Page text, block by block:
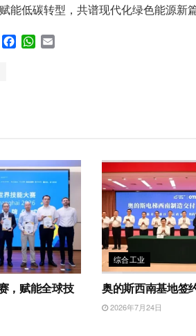
能低碳转型，共谱现代化绿色能源新
T
F
W
，赋能全球技
综合工业
奥的斯西南基地签
2026年7月24日